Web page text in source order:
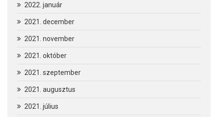
2022. január
2021. december
2021. november
2021. október
2021. szeptember
2021. augusztus
2021. július